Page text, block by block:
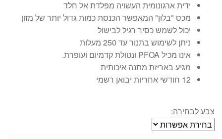
ידית ארגונומית העשויה מפלדת אל חלד
מכס "בלון" המאפשר הכנסת כמות גדול יותר של מזון
יכול לשמש כסיר רגיל לבישול
ניתן לשימוש בתנור עד 250 מעלות
אינו מכיל PFOA ונטולת קדמיום ועופרת.
מגיע באריזת מתנה איכותית
12 חודשי אחריות יבואן רשמי
צבע לבחירה: